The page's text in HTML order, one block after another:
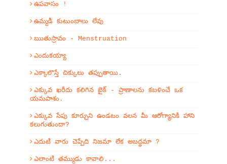
ఉపవాసం !
ఉమ్మడి కుటుంబాలు లేవు
ఋతుస్రావం - Menstruation
ఎందుకయ్యా
ఎక్కాలొస్తే చిక్కులు తప్పుతాయి.
ఎక్కువ ఖరీదు కలిగిన బైక్ - ప్రాణాలను కబళించే ఒక
యమపాశం.
ఎక్కువ సేపు కూర్చుని ఉండటం వలన మీ ఆరోగ్యానికి హాని
కలుగుతుందా?
ఎదుటి వారు చెప్పేది నిజమా లేక అబద్ధమా ?
ఎలాంటి తమ్ముడు కావాలి...